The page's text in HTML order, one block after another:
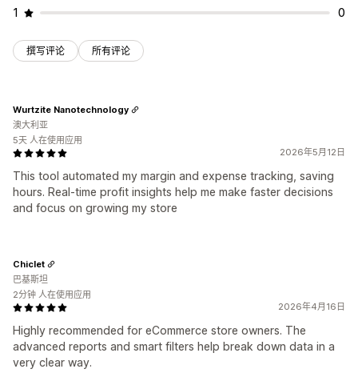
1
0
撰写评论 所有评论
2026年5月12日
This tool automated my margin and expense tracking, saving
hours. Real-time profit insights help me make faster decisions
and focus on growing my store
Wurtzite Nanotechnology
澳大利亚
5天 人在使用应用
2026年4月16日
Highly recommended for eCommerce store owners. The
advanced reports and smart filters help break down data in a
very clear way.
Chiclet
巴基斯坦
2分钟 人在使用应用